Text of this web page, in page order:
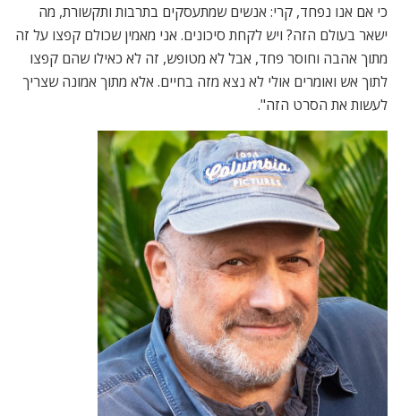
כי אם אנו נפחד, קרי: אנשים שמתעסקים בתרבות ותקשורת, מה
ישאר בעולם הזה? ויש לקחת סיכונים. אני מאמין שכולם קפצו על זה
מתוך אהבה וחוסר פחד, אבל לא מטופש, זה לא כאילו שהם קפצו
לתוך אש ואומרים אולי לא נצא מזה בחיים. אלא מתוך אמונה שצריך
לעשות את הסרט הזה".